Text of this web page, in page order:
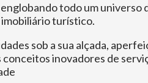
todo um
imobiliário turístico.
sob a sua alçada,
inovadores de